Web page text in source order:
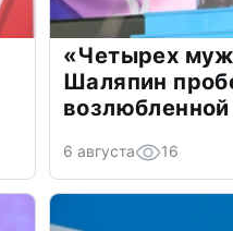
«Четырех
Шаляпин
возлюбленной
6 августа 16